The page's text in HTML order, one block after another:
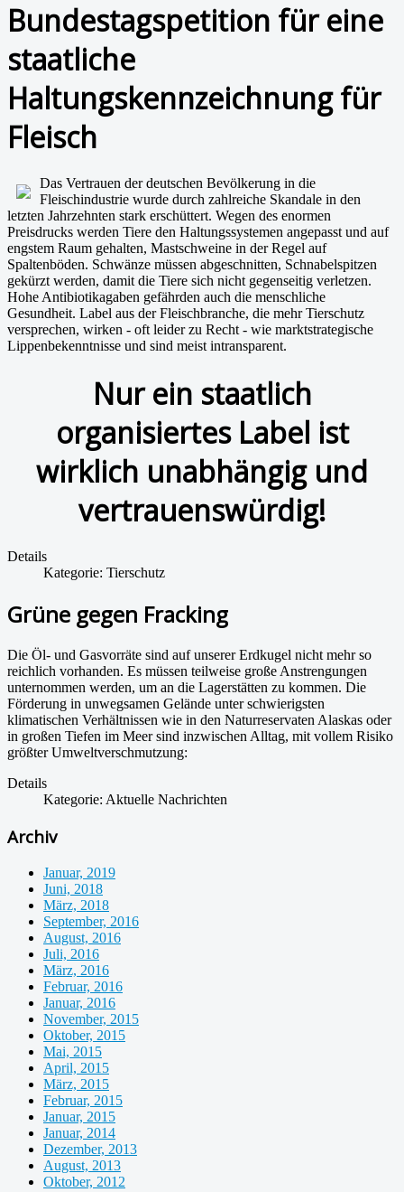
Bundestagspetition für eine
staatliche
Haltungskennzeichnung für
Fleisch
Das Vertrauen der deutschen Bevölkerung in die
Fleischindustrie wurde durch zahlreiche Skandale in den
letzten Jahrzehnten stark erschüttert. Wegen des enormen
Preisdrucks werden Tiere den Haltungssystemen angepasst und auf
engstem Raum gehalten, Mastschweine in der Regel auf
Spaltenböden. Schwänze müssen abgeschnitten, Schnabelspitzen
gekürzt werden, damit die Tiere sich nicht gegenseitig verletzen.
Hohe Antibiotikagaben gefährden auch die menschliche
Gesundheit. Label aus der Fleischbranche, die mehr Tierschutz
versprechen, wirken - oft leider zu Recht - wie marktstrategische
Lippenbekenntnisse und sind meist intransparent.
Nur ein staatlich
organisiertes Label ist
wirklich unabhängig und
vertrauenswürdig!
Details
Kategorie: Tierschutz
Grüne gegen Fracking
Die Öl- und Gasvorräte sind auf unserer Erdkugel nicht mehr so
reichlich vorhanden. Es müssen teilweise große Anstrengungen
unternommen werden, um an die Lagerstätten zu kommen. Die
Förderung in unwegsamen Gelände unter schwierigsten
klimatischen Verhältnissen wie in den Naturreservaten Alaskas oder
in großen Tiefen im Meer sind inzwischen Alltag, mit vollem Risiko
größter Umweltverschmutzung:
Details
Kategorie: Aktuelle Nachrichten
Archiv
Januar, 2019
Juni, 2018
März, 2018
September, 2016
August, 2016
Juli, 2016
März, 2016
Februar, 2016
Januar, 2016
November, 2015
Oktober, 2015
Mai, 2015
April, 2015
März, 2015
Februar, 2015
Januar, 2015
Januar, 2014
Dezember, 2013
August, 2013
Oktober, 2012